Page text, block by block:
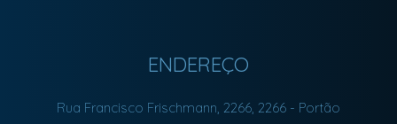
ENDEREÇO
Rua Francisco Frischmann, 2266, 2266 - Portão